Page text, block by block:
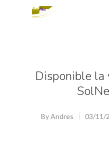
Disponible la
ByAndres 03/11/